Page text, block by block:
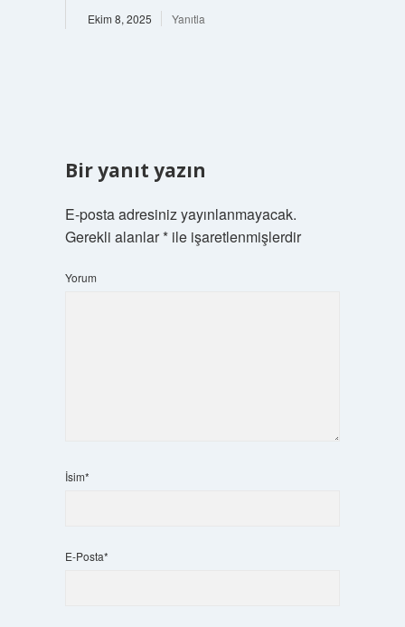
Ekim 8, 2025 Yanıtla
Bir yanıt yazın
E-posta adresiniz yayınlanmayacak.
Gerekli alanlar*ile işaretlenmişlerdir
Yorum
İsim*
E-Posta*